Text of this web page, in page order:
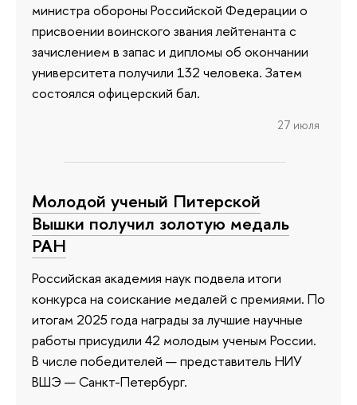
министра обороны Российской Федерации о
присвоении воинского звания лейтенанта с
зачислением в запас и дипломы об окончании
университета получили 132 человека. Затем
состоялся офицерский бал.
27 июля
Молодой ученый Питерской
Вышки получил золотую медаль
РАН
Российская академия наук подвела итоги
конкурса на соискание медалей с премиями. По
итогам 2025 года награды за лучшие научные
работы присудили 42 молодым ученым России.
В числе победителей — представитель НИУ
ВШЭ — Санкт-Петербург.